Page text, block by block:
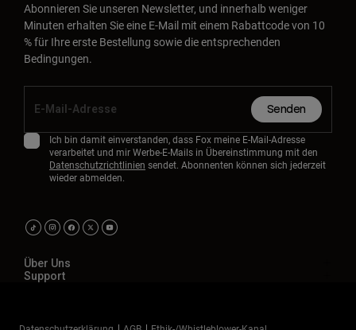
Abonnieren Sie unseren Newsletter, und innerhalb weniger
Minuten erhalten Sie eine E-Mail mit einem Rabattcode von 10
% für Ihre erste Bestellung sowie die entsprechenden
Bedingungen.
Senden
Ich bin damit einverstanden, dass Fox meine E-Mail-Adresse
verarbeitet und mir Werbe-E-Mails in Übereinstimmung mit den
Datenschutzrichtlinien sendet. Abonnenten können sich jederzeit
wieder abmelden.
Über Uns
Support